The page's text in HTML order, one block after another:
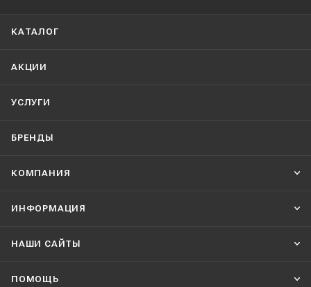
КАТАЛОГ
АКЦИИ
УСЛУГИ
БРЕНДЫ
КОМПАНИЯ
ИНФОРМАЦИЯ
НАШИ CАЙТЫ
ПОМОЩЬ